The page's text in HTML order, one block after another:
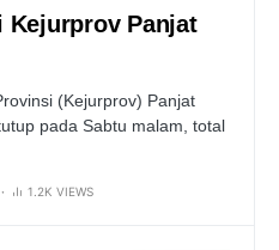
Kejurprov Panjat
(Kejurprov) Panjat
pada Sabtu malam, total
1.2K VIEWS